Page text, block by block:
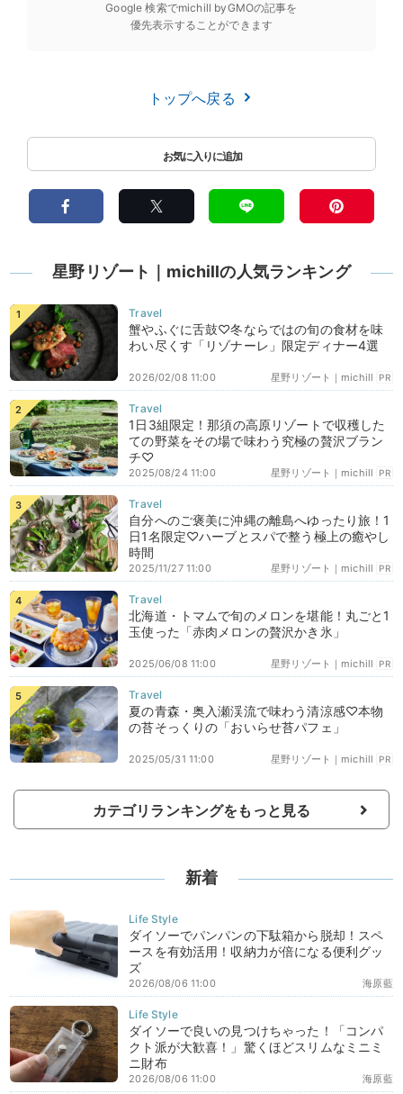
Google 検索でmichill byGMOの記事を
優先表示することができます
トップへ戻る
星野リゾート｜michillの人気ランキング
蟹やふぐに舌鼓♡冬ならではの旬の食材を味
わい尽くす「リゾナーレ」限定ディナー4選
星野リゾート｜michill PR
2026/02/08 11:00
1日3組限定！那須の高原リゾートで収穫した
ての野菜をその場で味わう究極の贅沢ブラン
チ♡
星野リゾート｜michill PR
2025/08/24 11:00
自分へのご褒美に沖縄の離島へゆったり旅！1
日1名限定♡ハーブとスパで整う極上の癒やし
時間
星野リゾート｜michill PR
2025/11/27 11:00
北海道・トマムで旬のメロンを堪能！丸ごと1
玉使った「赤肉メロンの贅沢かき氷」
星野リゾート｜michill PR
2025/06/08 11:00
夏の青森・奥入瀬渓流で味わう清涼感♡本物
の苔そっくりの「おいらせ苔パフェ」
星野リゾート｜michill PR
2025/05/31 11:00
カテゴリランキングをもっと見る
新着
ダイソーでパンパンの下駄箱から脱却！スペ
ースを有効活用！収納力が倍になる便利グッ
ズ
海原藍
2026/08/06 11:00
ダイソーで良いの見つけちゃった！「コンパ
クト派が大歓喜！」驚くほどスリムなミニミ
ニ財布
海原藍
2026/08/06 11:00